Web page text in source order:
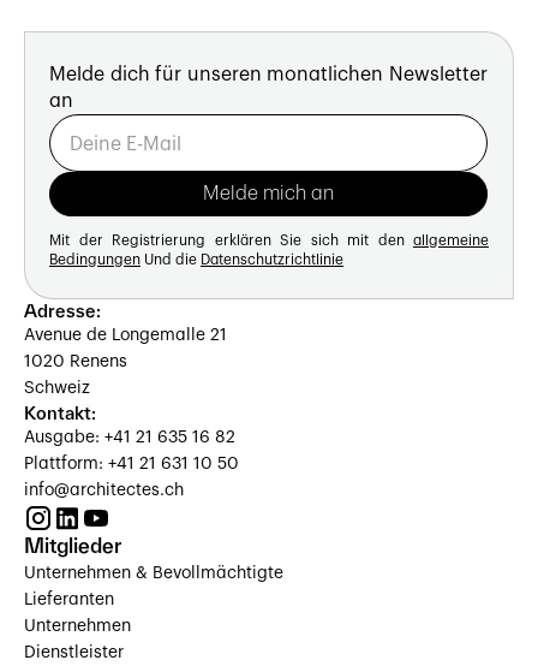
Melde dich für unseren monatlichen Newsletter
an
Mit der Registrierung erklären Sie sich mit den allgemeine
Bedingungen Und die Datenschutzrichtlinie
Adresse:
Avenue de Longemalle 21
1020 Renens
Schweiz
Kontakt:
Ausgabe: +41 21 635 16 82
Plattform: +41 21 631 10 50
info@architectes.ch
Mitglieder
Unternehmen & Bevollmächtigte
Lieferanten
Unternehmen
Dienstleister